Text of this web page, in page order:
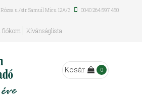
u./str. Samuil Micu 12A/3 0040 264 597 450
fiókom Kívánságlista
Kosár 0